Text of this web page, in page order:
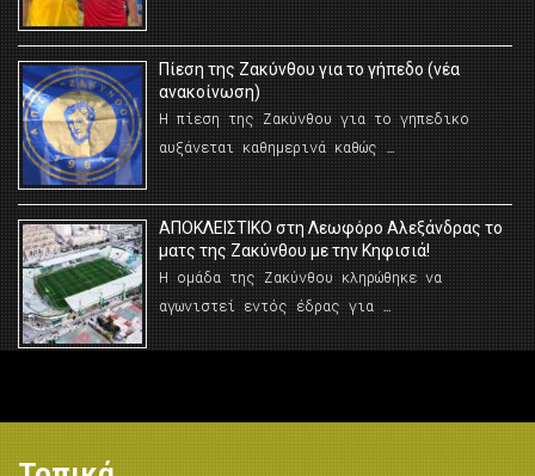
Πίεση της Ζακύνθου για το γήπεδο (νέα
ανακοίνωση)
Η πίεση της Ζακύνθου για το γηπεδικο
αυξάνεται καθημερινά καθώς …
AΠΟΚΛΕΙΣΤΙΚΟ στη Λεωφόρο Αλεξάνδρας το
ματς της Ζακύνθου με την Κηφισιά!
Η ομάδα της Ζακύνθου κληρώθηκε να
αγωνιστεί εντός έδρας για …